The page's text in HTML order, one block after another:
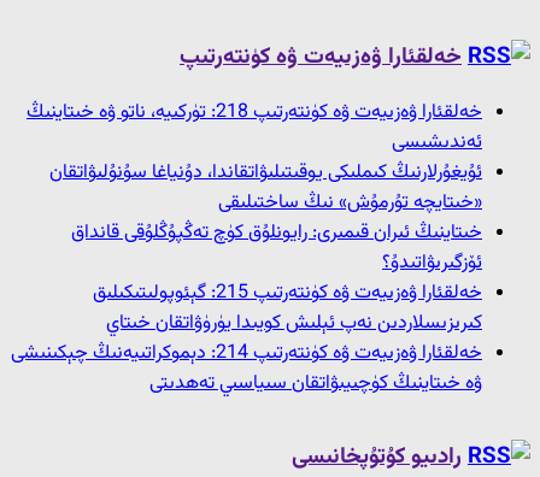
خەلقئارا ۋەزىيەت ۋە كۈنتەرتىپ
خەلقئارا ۋەزىيەت ۋە كۈنتەرتىپ 218: تۈركىيە، ناتو ۋە خىتاينىڭ
ئەندىشىسى
ئۇيغۇرلارنىڭ كىملىكى يوقىتىلىۋاتقاندا، دۇنياغا سۇنۇلىۋاتقان
«خىتايچە تۇرمۇش» نىڭ ساختىلىقى
خىتاينىڭ ئىران قىمىرى: رايونلۇق كۈچ تەڭپۇڭلۇقى قانداق
ئۆزگىرىۋاتىدۇ؟
خەلقئارا ۋەزىيەت ۋە كۈنتەرتىپ 215: گېئوپولىتىكىلىق
كىرىزىسلاردىن نەپ ئېلىش كويىدا يۈرۈۋاتقان خىتاي
خەلقئارا ۋەزىيەت ۋە كۈنتەرتىپ 214: دېموكراتىيەنىڭ چېكىنىشى
ۋە خىتاينىڭ كۈچىيىۋاتقان سىياسىي تەھدىتى
رادىيو كۇتۇپخانىسى